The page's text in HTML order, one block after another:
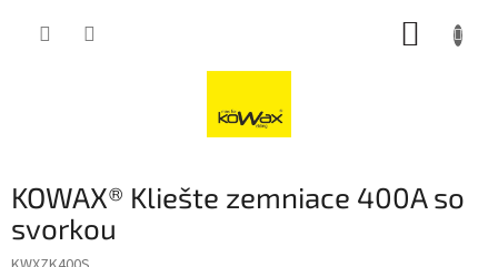
KOWAX® Kliešte zemniace 400A so
svorkou